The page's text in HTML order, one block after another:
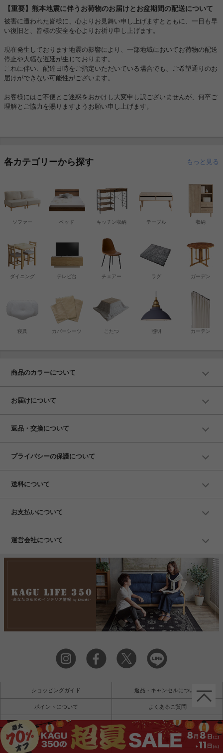
【重要】熊本地震に伴うお荷物のお届けとお盆期間の配送について
被害に遭われた皆様に、心よりお見舞い申し上げますとともに、一日も早
い復旧と、皆様の安全を心よりお祈り申し上げます。
現在発生しております地震の影響により、一部地域においてお荷物の配送
停止や大幅な遅延が生じております。
これに伴い、配達日時をご指定いただいている場合でも、ご希望通りのお
届けができない可能性がございます。
お客様にはご不便とご迷惑をおかけし大変申し訳ございませんが、何卒ご
理解とご協力を賜りますようお願い申し上げます。
各カテゴリーから探す もっと見る
ソファー ベッド 収納
キッチン収納
寝具 カバーシーツ
チェアー
テーブル
こたつ
テレビ台
ダイニング ラグ
カーテン
照明
ガーデン
商品のカラーについて
お届けについて
返品・交換について
プライバシーの保護について
送料について
お支払いについて
運営会社について
ショッピングガイド 返品・キャンセルについて
ポイントについて よくあるご質問
お問い合わせ メールマガジン登録/解除
キーワード一覧 サイト利用規約